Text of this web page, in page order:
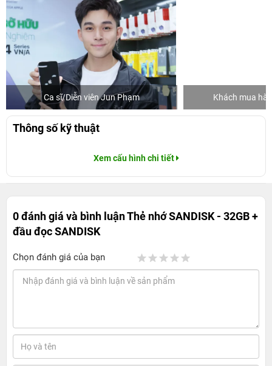
Ca sĩ/Diễn viên Jun Phạm Khách mua
Thông số kỹ thuật
Xem cấu hình chi tiết
0 đánh giá và bình luậnThẻ nhớ SANDISK - 32GB +
đầu đọc SANDISK
Chọn đánh giá của bạn